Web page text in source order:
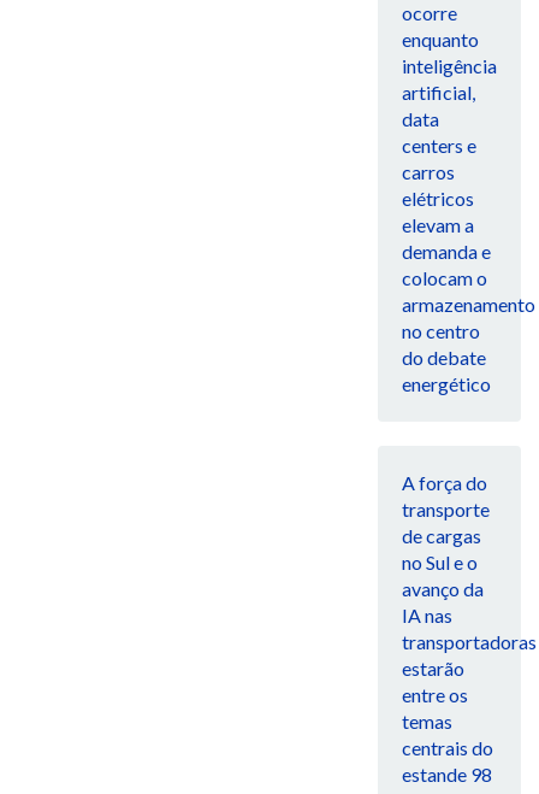
ocorre
enquanto
inteligência
artificial,
data
centers e
carros
elétricos
elevam a
demanda e
colocam o
armazenamento
no centro
do debate
energético
A força do
transporte
de cargas
no Sul e o
avanço da
IA nas
transportadoras
estarão
entre os
temas
centrais do
estande 98